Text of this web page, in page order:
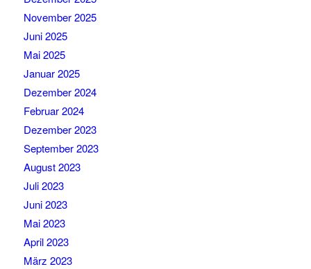
November 2025
Juni 2025
Mai 2025
Januar 2025
Dezember 2024
Februar 2024
Dezember 2023
September 2023
August 2023
Juli 2023
Juni 2023
Mai 2023
April 2023
März 2023